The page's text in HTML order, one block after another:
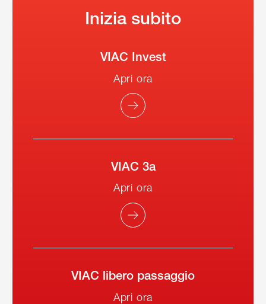
Inizia subito
VIAC Invest
Apri ora
VIAC 3a
Apri ora
VIAC libero passaggio
Apri ora